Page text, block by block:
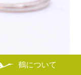
鶴について